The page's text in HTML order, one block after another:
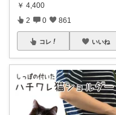
￥ 4,400
2 0 861
コレ いいね